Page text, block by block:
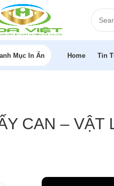
Mục In Ấn Home Tin
CAN – VẬT